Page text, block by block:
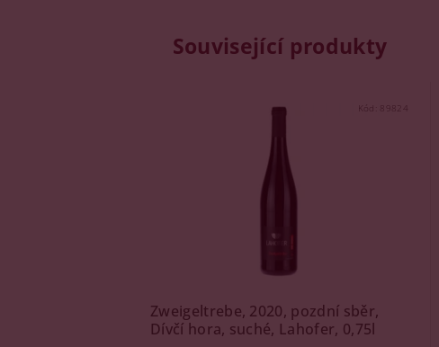
Související produkty
Kód: 89824
Zweigeltrebe, 2020, pozdní sběr,
Dívčí hora, suché, Lahofer, 0,75l